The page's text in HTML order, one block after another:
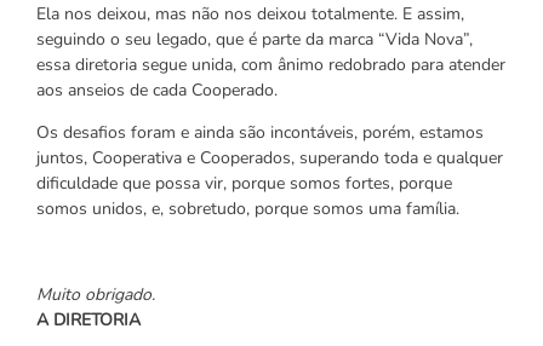
Ela nos deixou, mas não nos deixou totalmente. E assim,
seguindo o seu legado, que é parte da marca “Vida Nova”,
essa diretoria segue unida, com ânimo redobrado para atender
aos anseios de cada Cooperado.
Os desafios foram e ainda são incontáveis, porém, estamos
juntos, Cooperativa e Cooperados, superando toda e qualquer
dificuldade que possa vir, porque somos fortes, porque
somos unidos, e, sobretudo, porque somos uma família.
Muito obrigado.
A DIRETORIA